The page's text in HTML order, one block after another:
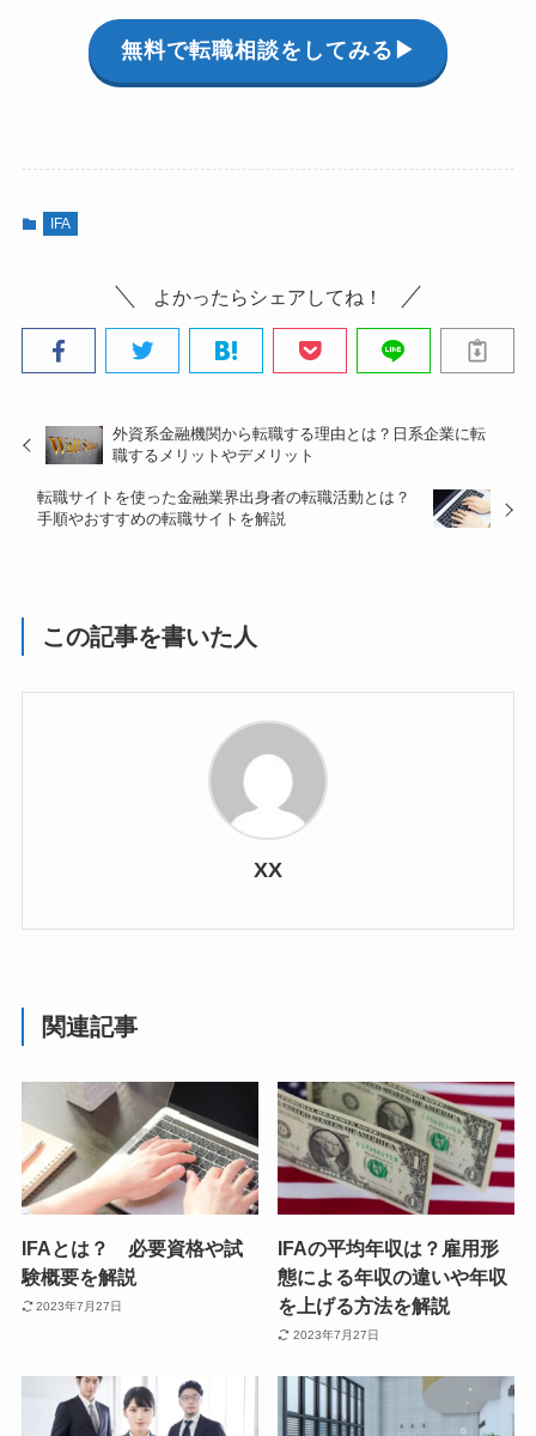
無料で転職相談をしてみる▶︎
IFA
よかったらシェアしてね！
外資系金融機関から転職する理由とは？日系企業に転
職するメリットやデメリット
転職サイトを使った金融業界出身者の転職活動とは？
手順やおすすめの転職サイトを解説
この記事を書いた人
XX
関連記事
IFAとは？ 必要資格や試
験概要を解説
2023年7月27日
IFAの平均年収は？雇用形
態による年収の違いや年収
を上げる方法を解説
2023年7月27日